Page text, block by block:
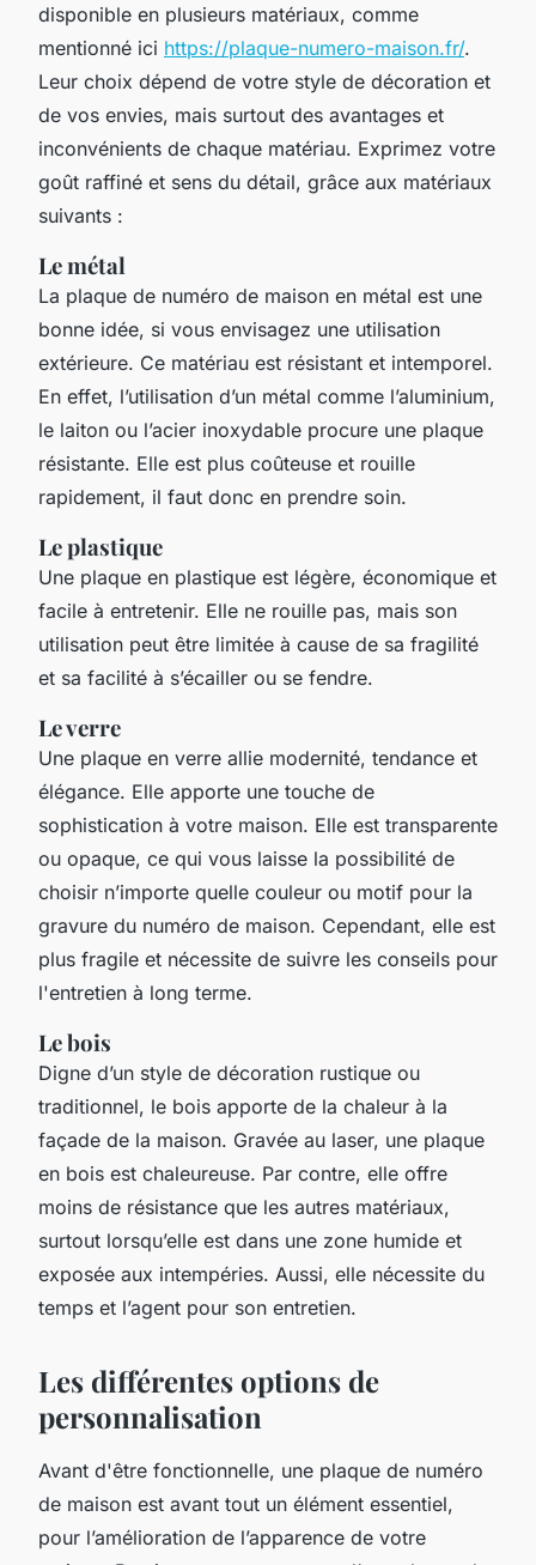
disponible en plusieurs matériaux, comme
mentionné ici https://plaque-numero-maison.fr/.
Leur choix dépend de votre style de décoration et
de vos envies, mais surtout des avantages et
inconvénients de chaque matériau. Exprimez votre
goût raffiné et sens du détail, grâce aux matériaux
suivants :
Le métal
La plaque de numéro de maison en métal est une
bonne idée, si vous envisagez une utilisation
extérieure. Ce matériau est résistant et intemporel.
En effet, l’utilisation d’un métal comme l’aluminium,
le laiton ou l’acier inoxydable procure une plaque
résistante. Elle est plus coûteuse et rouille
rapidement, il faut donc en prendre soin.
Le plastique
Une plaque en plastique est légère, économique et
facile à entretenir. Elle ne rouille pas, mais son
utilisation peut être limitée à cause de sa fragilité
et sa facilité à s’écailler ou se fendre.
Le verre
Une plaque en verre allie modernité, tendance et
élégance. Elle apporte une touche de
sophistication à votre maison. Elle est transparente
ou opaque, ce qui vous laisse la possibilité de
choisir n’importe quelle couleur ou motif pour la
gravure du numéro de maison. Cependant, elle est
plus fragile et nécessite de suivre les conseils pour
l'entretien à long terme.
Le bois
Digne d’un style de décoration rustique ou
traditionnel, le bois apporte de la chaleur à la
façade de la maison. Gravée au laser, une plaque
en bois est chaleureuse. Par contre, elle offre
moins de résistance que les autres matériaux,
surtout lorsqu’elle est dans une zone humide et
exposée aux intempéries. Aussi, elle nécessite du
temps et l’agent pour son entretien.
Les différentes options de
personnalisation
Avant d'être fonctionnelle, une plaque de numéro
de maison est avant tout un élément essentiel,
pour l’amélioration de l’apparence de votre